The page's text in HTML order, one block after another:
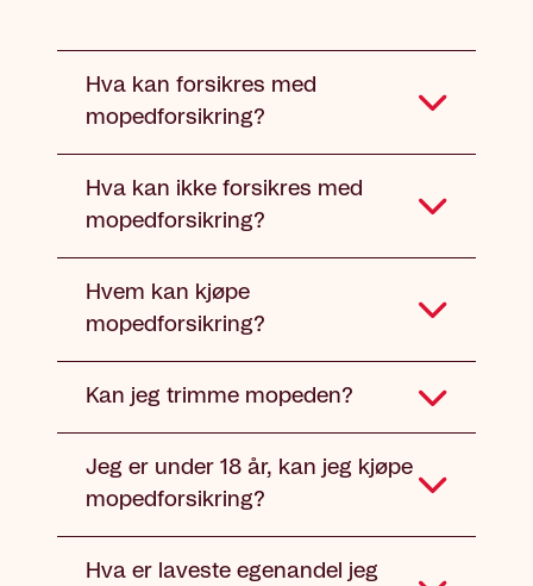
Hva kan forsikres med
mopedforsikring?
Hva kan ikke forsikres med
mopedforsikring?
Hvem kan kjøpe
mopedforsikring?
Kan jeg trimme mopeden?
Jeg er under 18 år, kan jeg kjøpe
mopedforsikring?
Hva er laveste egenandel jeg